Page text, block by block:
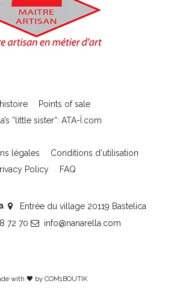
Points of sale
“little sister”: ATA-Ï.com
légales
Conditions d'utilisation
Policy
FAQ
Entrée du village 20119 Bastelica
72 70
info@nanarella.com
with 🖤 by COM1BOUTIK